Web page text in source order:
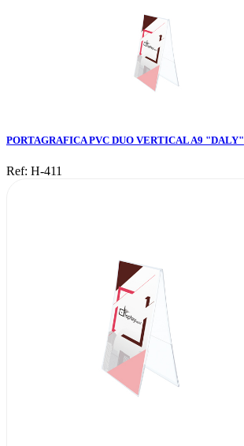
PORTAGRAFICA PVC DUO VERTICAL A9 "DALY"
Ref: H-411